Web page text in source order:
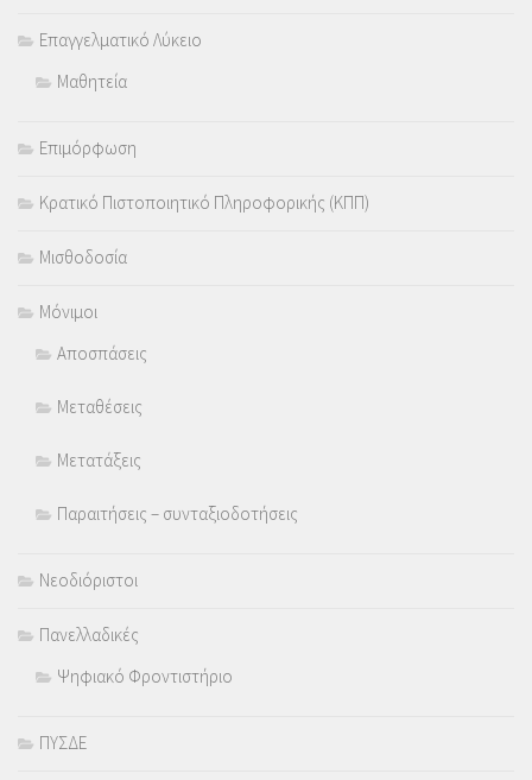
Επαγγελματικό Λύκειο
Μαθητεία
Επιμόρφωση
Κρατικό Πιστοποιητικό Πληροφορικής (ΚΠΠ)
Μισθοδοσία
Μόνιμοι
Αποσπάσεις
Μεταθέσεις
Μετατάξεις
Παραιτήσεις – συνταξιοδοτήσεις
Νεοδιόριστοι
Πανελλαδικές
Ψηφιακό Φροντιστήριο
ΠΥΣΔΕ